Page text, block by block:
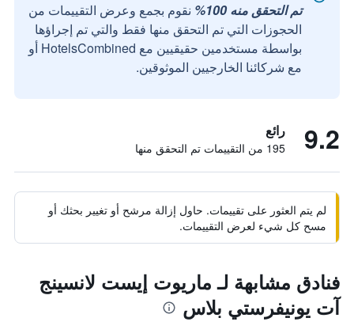
تم التحقق منه 100%
نقوم بجمع وعرض التقييمات من
الحجوزات التي تم التحقق منها فقط والتي تم إجراؤها
بواسطة مستخدمين حقيقيين مع HotelsCombined أو
مع شركائنا الخارجيين الموثوقين.
9.2 رائع
195 من التقييمات تم التحقق منها
لم يتم العثور على تقييمات. حاول إزالة مرشح أو تغيير بحثك أو
مسح كل شيء لعرض التقييمات.
فنادق مشابهة لـ ماريوت إيست لانسينج
آت يونيفرستي بلاس